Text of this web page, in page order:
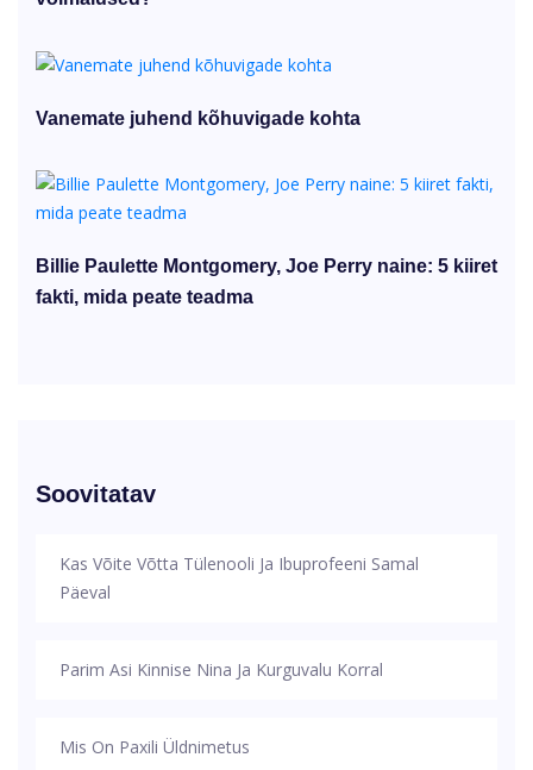
Vanemate juhend kõhuvigade kohta
Billie Paulette Montgomery, Joe Perry naine: 5 kiiret
fakti, mida peate teadma
Soovitatav
Kas Võite Võtta Tülenooli Ja Ibuprofeeni Samal
Päeval
Parim Asi Kinnise Nina Ja Kurguvalu Korral
Mis On Paxili Üldnimetus